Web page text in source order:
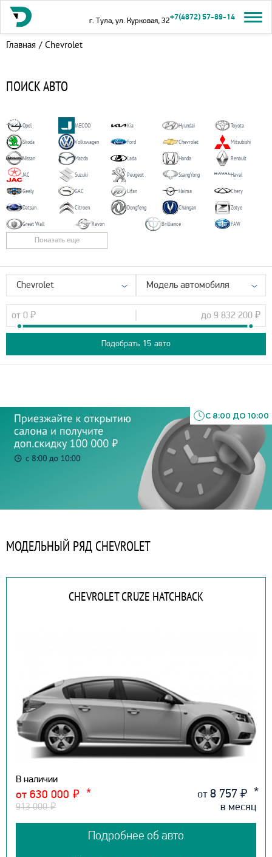
г. Тула, ул. Курковая, 32+7(4872) 57-89-14
Главная / Chevrolet
ПОИСК АВТО
Opel JAECOO Kia Hyundai Toyota
Skoda Volkswagen Ford Chevrolet Mitsubishi
Nissan Mazda Lada Honda Renault
JAC Suzuki Peugeot SsangYong Haval
Geely GAC Lifan Haima Chery
Datsun Citroen Dongfeng Changan Zotye
Great Wall Ravon Brilliance FAW
Показать еще
Chevrolet Модель автомобиля
от 0 ₽ до 9 832 200 ₽
Подобрать 15 авто
С 8:00 ДО 10:00
МОДЕЛЬНЫЙ РЯД CHEVROLET
CHEVROLET CRUZE HATCHBACK
В наличии
от 630 000 ₽
913 000₽
от 8 757 ₽
в месяц
Подробнее об авто